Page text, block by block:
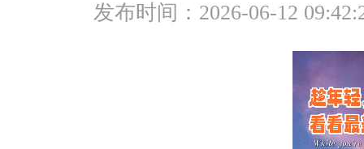
发布时间：2026-06-12